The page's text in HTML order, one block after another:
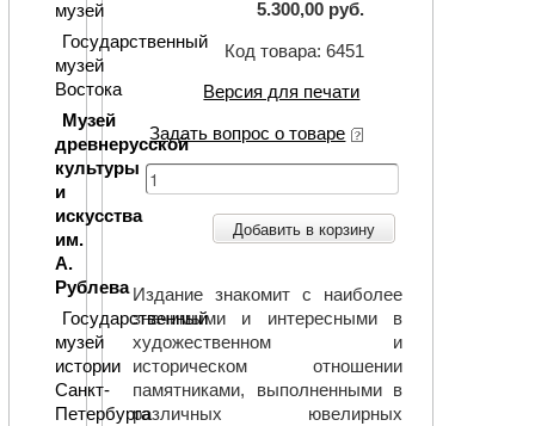
5.300,00 руб.
Код товара: 6451
Версия для печати
Задать вопрос о товаре
Добавить в корзину
Издание знакомит с наиболее
значимыми и интересными в
художественном и
историческом отношении
памятниками, выполненными в
различных ювелирных
музей
Государственный
музей
Востока
Музей
древнерусской
культуры
и
искусства
им.
А.
Рублева
Государственный
музей
истории
Санкт-
Петербурга